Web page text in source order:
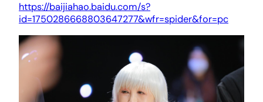
https://baijiahao.baidu.com/s?
id=1750286668803647277&wfr=spider&for=pc